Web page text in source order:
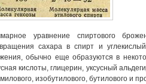
уравнение спиртового
сахара в спирт и
обычно еще образуются в
кислоты, глицерин, уксусный
изобутилового, бутилового и